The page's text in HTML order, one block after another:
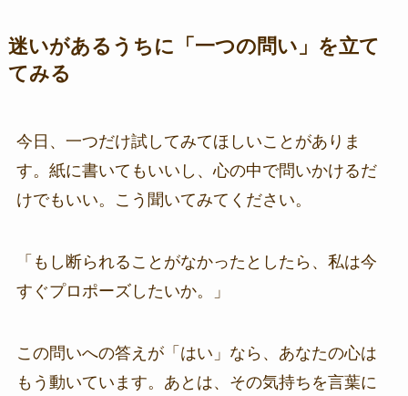
迷いがあるうちに「一つの問い」を立て
てみる
今日、一つだけ試してみてほしいことがありま
す。紙に書いてもいいし、心の中で問いかけるだ
けでもいい。こう聞いてみてください。
「もし断られることがなかったとしたら、私は今
すぐプロポーズしたいか。」
この問いへの答えが「はい」なら、あなたの心は
もう動いています。あとは、その気持ちを言葉に